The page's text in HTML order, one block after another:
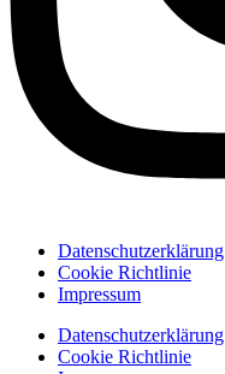
Datenschutzerklärung
Cookie Richtlinie
Impressum
Datenschutzerklärung
Cookie Richtlinie